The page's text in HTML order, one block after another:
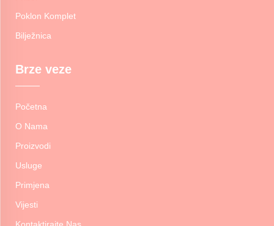
Poklon Komplet
Bilježnica
Brze veze
Početna
O Nama
Proizvodi
Usluge
Primjena
Vijesti
Kontaktirajte Nas